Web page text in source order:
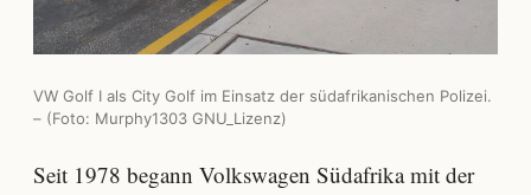
VW Golf I als City Golf im Einsatz der südafrikanischen Polizei.
– (Foto: Murphy1303 GNU_Lizenz)
Seit 1978 begann Volkswagen Südafrika mit der